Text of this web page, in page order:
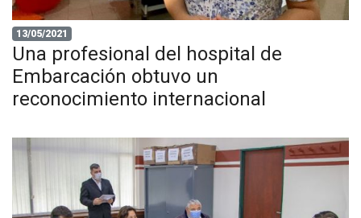
13/05/2021
Una profesional del hospital de
Embarcación obtuvo un
reconocimiento internacional